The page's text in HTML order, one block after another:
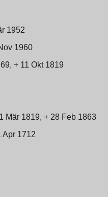
1952
1960
+ 11 Okt 1819
Mär 1819, + 28 Feb 1863
Apr 1712